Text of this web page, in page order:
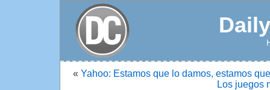
« Yahoo: Estamos que lo damos, estamos
Los juegos